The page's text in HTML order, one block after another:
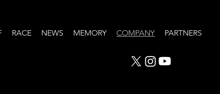
RACE NEWS MEMORY COMPANY PARTNERS